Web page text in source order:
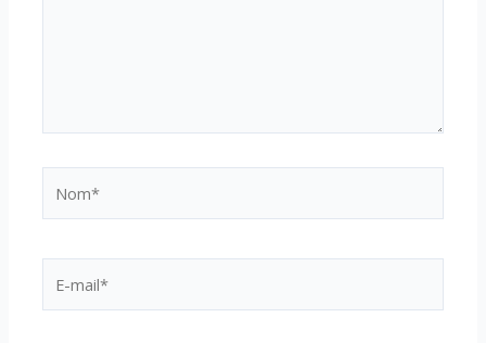
mail*